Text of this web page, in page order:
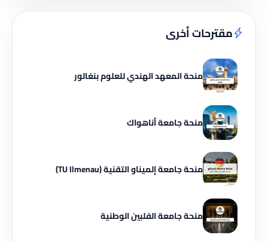
مقترحات أخرى
منحة المعهد الهندي للعلوم بنغالور
منحة جامعة أناهواك
منحة جامعة إلميناو التقنية (TU Ilmenau)
منحة جامعة الفلبين الوطنية